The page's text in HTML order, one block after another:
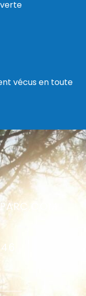
vécus en toute